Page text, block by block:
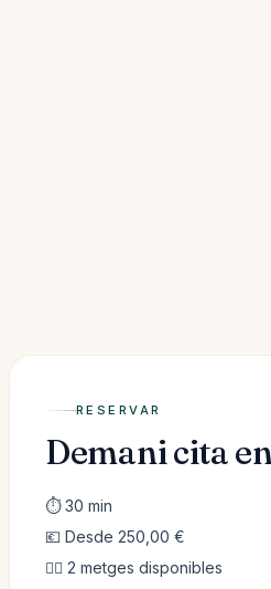
RESERVAR
Demani cita
⏱ 30 min
💶 Desde 250,00 €
👨‍⚕️ 2 metges disponibles